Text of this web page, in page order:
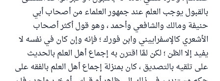
بالقبول يوجب العلم عند جمهور العلماء من أصحاب أبي
حنيفة ومالك والشافعي وأحمد ، وهو قول أكثر أصحاب
الأشعري كالإسفراييني وابن فورك ؛ فإنه وإن كان في نفسه لا
يفيد إلا الظن ؛ لكن لمَّا اقترن به إجماع أهل العلم بالحديث
على تلقيه بالتصديق ، كان بمنزلة إجماع أهل العلم بالفقه على